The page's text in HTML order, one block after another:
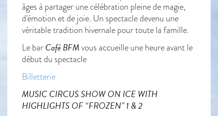
âges à partager une célébration pleine de magie,
d'émotion et de joie. Un spectacle devenu une
véritable tradition hivernale pour toute la famille.
Le bar Café BFM vous accueille une heure avant le
début du spectacle
Billetterie
MUSIC CIRCUS SHOW ON ICE WITH
HIGHLIGHTS OF “FROZEN” 1 & 2